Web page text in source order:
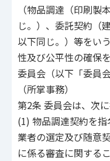
（物品調達（印刷製
じ。）、委託契約（
以下同じ。）等をい
性及び公平性の確保
委員会（以下「委員
（所掌事務）
第2条 委員会は、次
(1) 物品調達契約を
業者の選定及び随意
に係る審査に関するこ